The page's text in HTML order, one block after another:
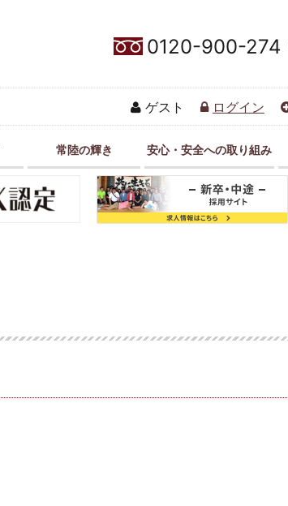
0120-900-274
ゲスト ログイン
常陸の輝き 安心・安全への取り組み